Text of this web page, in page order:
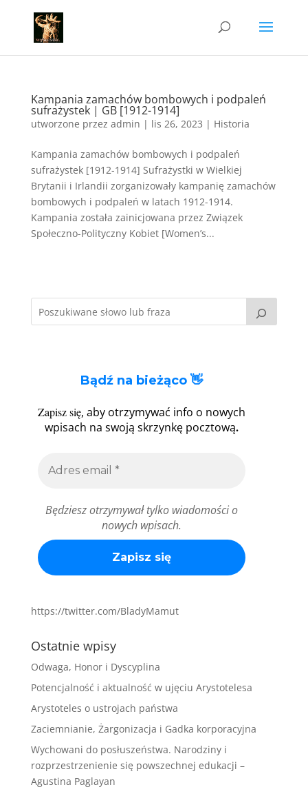
Kampania zamachów bombowych i podpaleń
sufrażystek | GB [1912-1914]
utworzone przez admin | lis 26, 2023 | Historia
Kampania zamachów bombowych i podpaleń
sufrażystek [1912-1914] Sufrażystki w Wielkiej
Brytanii i Irlandii zorganizowały kampanię zamachów
bombowych i podpaleń w latach 1912-1914.
Kampania została zainicjowana przez Związek
Społeczno-Polityczny Kobiet [Women’s...
Bądź na bieżąco 👋
Zapisz się, aby otrzymywać info o nowych
wpisach na swoją skrzynkę pocztową.
Będziesz otrzymywał tylko wiadomości o
nowych wpisach.
https://twitter.com/BladyMamut
Ostatnie wpisy
Odwaga, Honor i Dyscyplina
Potencjalność i aktualność w ujęciu Arystotelesa
Arystoteles o ustrojach państwa
Zaciemnianie, Żargonizacja i Gadka korporacyjna
Wychowani do posłuszeństwa. Narodziny i
rozprzestrzenienie się powszechnej edukacji –
Agustina Paglayan